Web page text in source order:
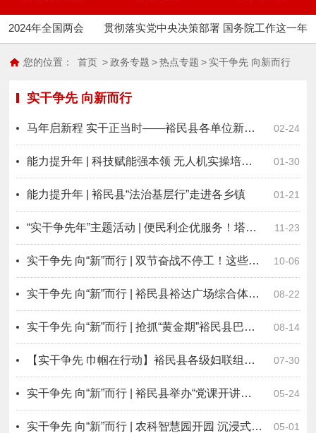
2024年全国两会 贯彻落实党中央决策部署 国务院工作这一年
您的位置： 首页 > 政务专题 > 热点专题 > 实干争先 向新而行
实干争先 向新而行
02-24
马年启新程 实干正当时——裕民县各单位新春首个工作日迅速收心归位
01-30
能力提升年 | 科技赋能强本领 无人机实操培训助力乡村振兴
01-21
能力提升年 | 裕民县“法治基层行”走进各乡镇
11-23
“实干争先年”主题活动 | 便民利企优服务！塔城两地政务服务提质增效暖民心
10-06
实干争先 向“新”而行 | 双节奋战不停工！这些企业加紧赶工期~
08-22
实干争先 向“新”而行 | 裕民县裕达广场综合体项目建设火热推进中
08-14
实干争先 向“新”而行 | 抢抓“黄金期”裕民县巴什拜羊加工企业产销两旺
07-30
【实干争先 巾帼在行动】裕民县各级妇联组织开展暑期儿童防溺水宣传活动
05-24
实干争先 向“新”而行 | 裕民县举办“党课开讲啦”微党课大赛暨榜样见面会活动
05-01
实干争先 向“新”而行 | 农科智慧园开园 沉浸式体验亲子乐趣